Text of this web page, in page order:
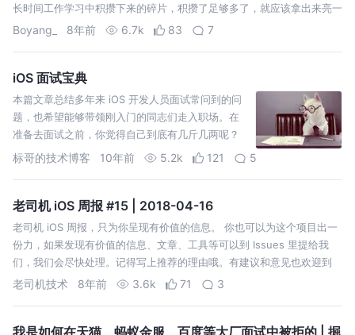
长时间工作学习中积攒下来的碎片，积攒了足够多了，就应该拿出来亮一
亮了。 清晰易懂，我们可以看到，不管创建的事可变还是不可变的数
Boyang_ 8年前 6.7k 83 7
iOS 面试宝典
本篇文章总结多年来 iOS 开发人员面试常问到的问
题，也希望能够带领刚入门的同志们走入职场。在
准备去面试之前，你觉得自己到底有几斤几两呢？
看看下面的问题吧！！！ 这里是最常见的面试题集
标哥的技术博客 10年前 5.2k 121 5
老司机 iOS 周报 #15 | 2018-04-16
老司机 iOS 周报，只为你呈现有价值的信息。 你也可以为这个项目出一
份力，如果发现有价值的信息、文章、工具等可以到 Issues 里提给我
们，我们会尽快处理。记得写上推荐的理由哦。有建议和意见也欢迎到
Issues 提出。 这是 cocoa-chen 阅读 GCD 源码后分享…
老司机技术 8年前 3.6k 71 3
我是如何在天猫、蚂蚁金服、百度等大厂面试中被拒的 | 掘